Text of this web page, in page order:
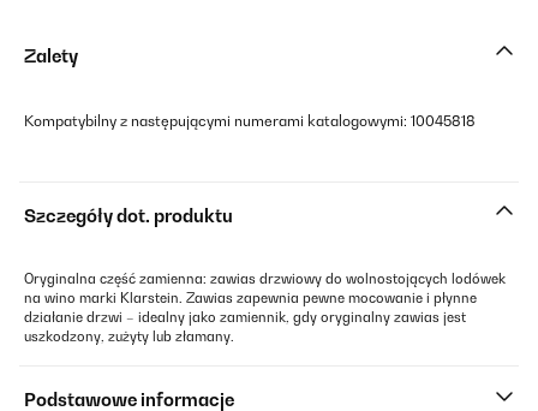
Zalety
Kompatybilny z następującymi numerami katalogowymi: 10045818
Szczegóły dot. produktu
Oryginalna część zamienna: zawias drzwiowy do wolnostojących lodówek
na wino marki Klarstein. Zawias zapewnia pewne mocowanie i płynne
działanie drzwi – idealny jako zamiennik, gdy oryginalny zawias jest
uszkodzony, zużyty lub złamany.
Podstawowe informacje